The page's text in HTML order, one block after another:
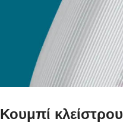
Κουμπί κλείστρου